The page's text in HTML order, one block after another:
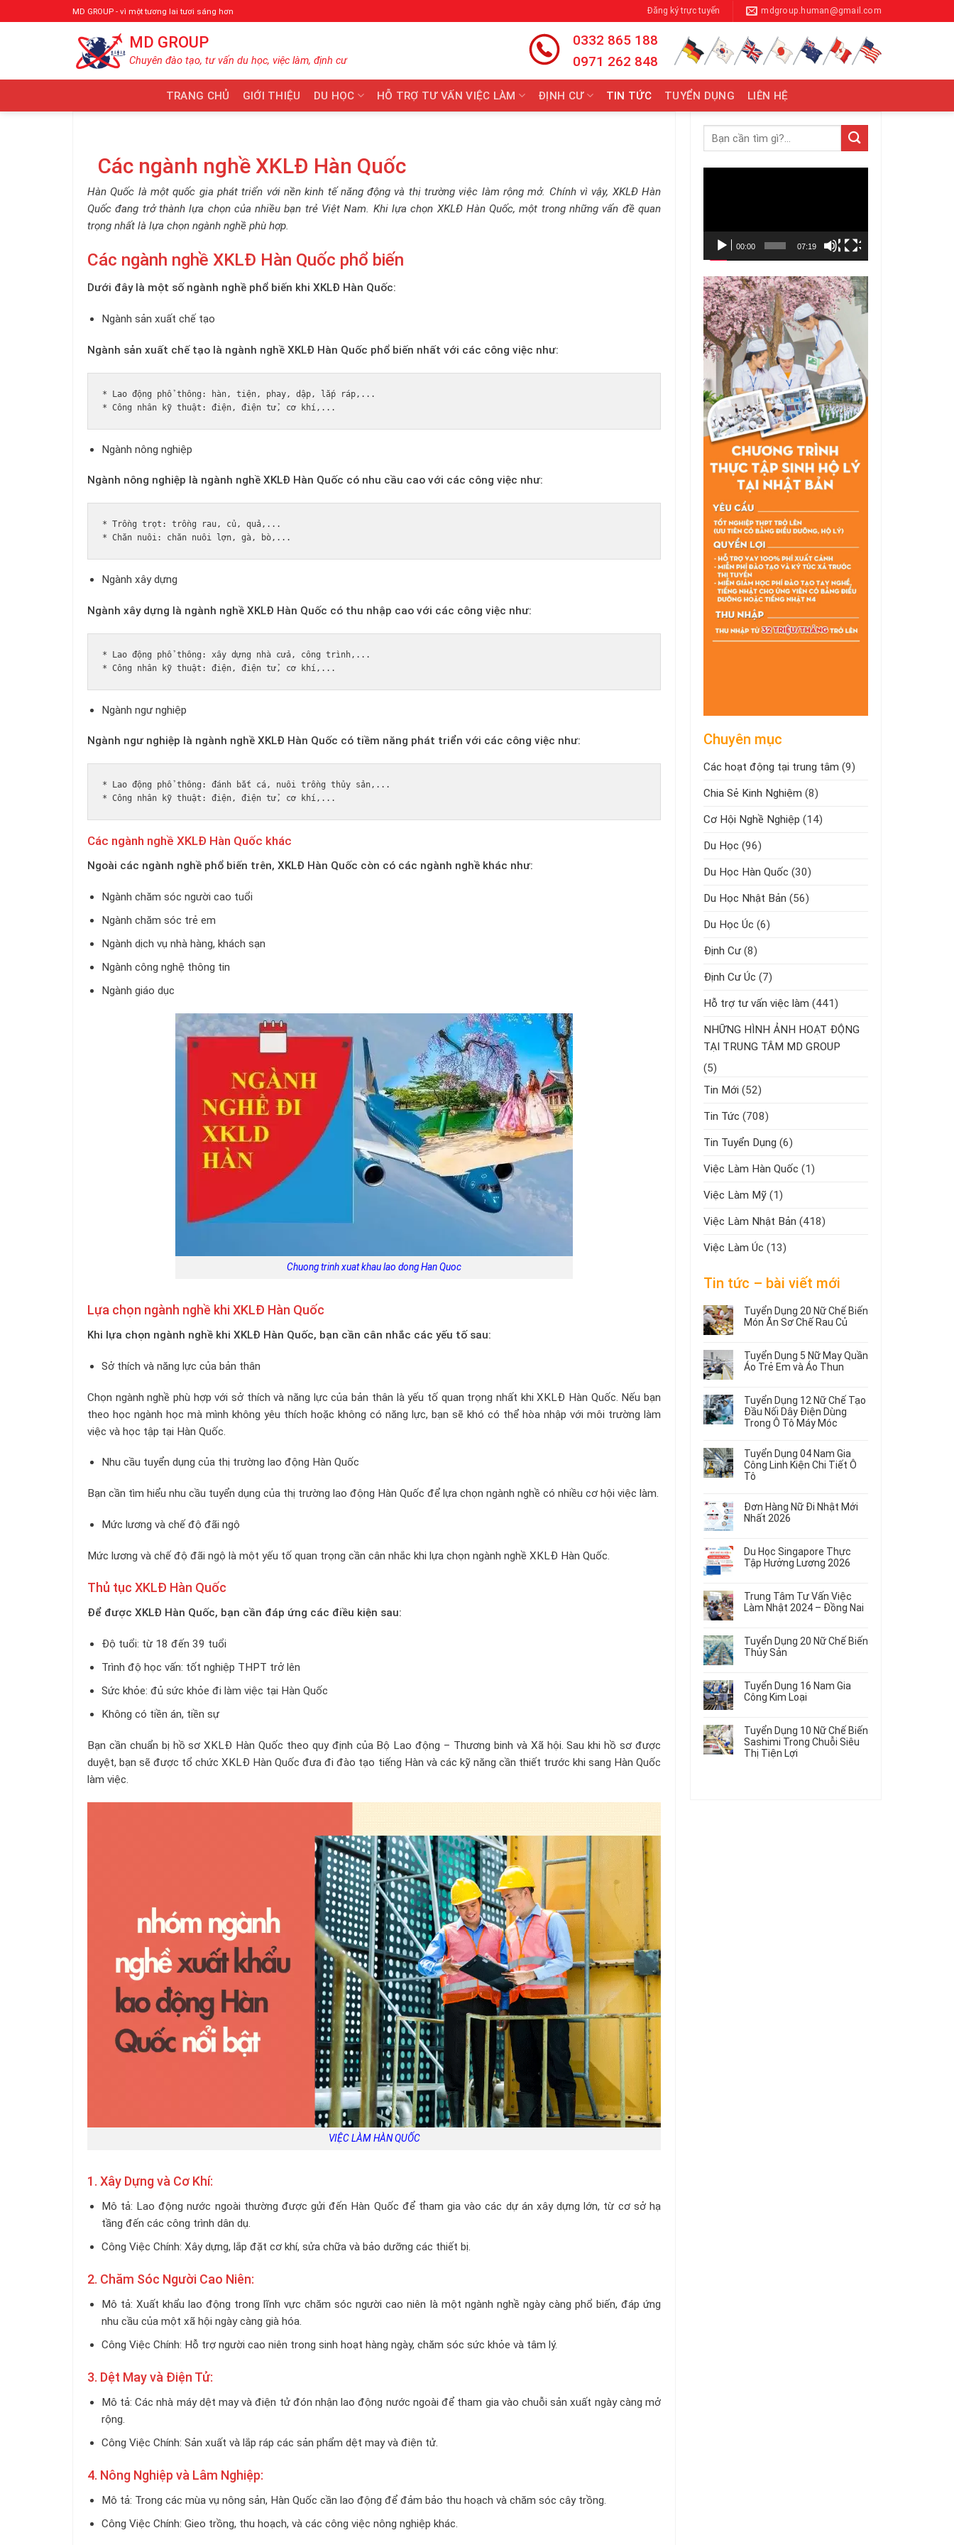
qua
MD GROUP - vì một tương lai tươi sáng hơn Đăng ký trực tuyến mdgroup.human@gmail.com
MD GROUP
Chuyên đào tạo, tư vấn du học, việc làm, định cư
0332 865 188
0971 262 848
TRANG CHỦ GIỚI THIỆU DU HỌC HỖ TRỢ TƯ VẤN VIỆC LÀM ĐỊNH CƯ TIN TỨC TUYỂN DỤNG LIÊN HỆ
Các ngành nghề XKLĐ Hàn Quốc
Hàn Quốc là một quốc gia phát triển với nền kinh tế năng động và thị trường việc làm rộng mở. Chính vì vậy, XKLĐ Hàn
Quốc đang trở thành lựa chọn của nhiều bạn trẻ Việt Nam. Khi lựa chọn XKLĐ Hàn Quốc, một trong những vấn đề quan
trọng nhất là lựa chọn ngành nghề phù hợp.
Các ngành nghề XKLĐ Hàn Quốc phổ biến
Dưới đây là một số ngành nghề phổ biến khi XKLĐ Hàn Quốc:
Ngành sản xuất chế tạo
Ngành sản xuất chế tạo là ngành nghề XKLĐ Hàn Quốc phổ biến nhất với các công việc như:
* Lao động phổ thông: hàn, tiện, phay, dập, lắp ráp,...
Ngành nông nghiệp
Ngành nông nghiệp là ngành nghề XKLĐ Hàn Quốc có nhu cầu cao với các công việc như:
* Trồng trọt: trồng rau, củ, quả,...
Ngành xây dựng
Ngành xây dựng là ngành nghề XKLĐ Hàn Quốc có thu nhập cao với các công việc như:
* Lao động phổ thông: xây dựng nhà cửa, công trình,...
Ngành ngư nghiệp
Ngành ngư nghiệp là ngành nghề XKLĐ Hàn Quốc có tiềm năng phát triển với các công việc như:
* Lao động phổ thông: đánh bắt cá, nuôi trồng thủy sản,...
Các ngành nghề XKLĐ Hàn Quốc khác
Ngoài các ngành nghề phổ biến trên, XKLĐ Hàn Quốc còn có các ngành nghề khác như:
Ngành chăm sóc người cao tuổi
Ngành chăm sóc trẻ em
Ngành dịch vụ nhà hàng, khách sạn
Ngành công nghệ thông tin
Ngành giáo dục
Chuong trinh xuat khau lao dong Han Quoc
Lựa chọn ngành nghề khi XKLĐ Hàn Quốc
Khi lựa chọn ngành nghề khi XKLĐ Hàn Quốc, bạn cần cân nhắc các yếu tố sau:
Sở thích và năng lực của bản thân
Chọn ngành nghề phù hợp với sở thích và năng lực của bản thân là yếu tố quan trọng nhất khi XKLĐ Hàn Quốc. Nếu bạn
theo học ngành học mà mình không yêu thích hoặc không có năng lực, bạn sẽ khó có thể hòa nhập với môi trường làm
việc và học tập tại Hàn Quốc.
Nhu cầu tuyển dụng của thị trường lao động Hàn Quốc
Bạn cần tìm hiểu nhu cầu tuyển dụng của thị trường lao động Hàn Quốc để lựa chọn ngành nghề có nhiều cơ hội việc làm.
Mức lương và chế độ đãi ngộ
Mức lương và chế độ đãi ngộ là một yếu tố quan trọng cần cân nhắc khi lựa chọn ngành nghề XKLĐ Hàn Quốc.
Thủ tục XKLĐ Hàn Quốc
Để được XKLĐ Hàn Quốc, bạn cần đáp ứng các điều kiện sau:
Độ tuổi: từ 18 đến 39 tuổi
Trình độ học vấn: tốt nghiệp THPT trở lên
Sức khỏe: đủ sức khỏe đi làm việc tại Hàn Quốc
Không có tiền án, tiền sự
Bạn cần chuẩn bị hồ sơ XKLĐ Hàn Quốc theo quy định của Bộ Lao động – Thương binh và Xã hội. Sau khi hồ sơ được
duyệt, bạn sẽ được tổ chức XKLĐ Hàn Quốc đưa đi đào tạo tiếng Hàn và các kỹ năng cần thiết trước khi sang Hàn Quốc
làm việc.
VIỆC LÀM HÀN QUỐC
1. Xây Dựng và Cơ Khí:
Mô tả: Lao động nước ngoài thường được gửi đến Hàn Quốc để tham gia vào các dự án xây dựng lớn, từ cơ sở hạ
tầng đến các công trình dân dụ.
Công Việc Chính: Xây dựng, lắp đặt cơ khí, sửa chữa và bảo dưỡng các thiết bị.
2. Chăm Sóc Người Cao Niên:
Mô tả: Xuất khẩu lao động trong lĩnh vực chăm sóc người cao niên là một ngành nghề ngày càng phổ biến, đáp ứng
nhu cầu của một xã hội ngày càng già hóa.
Công Việc Chính: Hỗ trợ người cao niên trong sinh hoạt hàng ngày, chăm sóc sức khỏe và tâm lý.
3. Dệt May và Điện Tử:
Mô tả: Các nhà máy dệt may và điện tử đón nhận lao động nước ngoài để tham gia vào chuỗi sản xuất ngày càng mở
rộng.
Công Việc Chính: Sản xuất và lắp ráp các sản phẩm dệt may và điện tử.
4. Nông Nghiệp và Lâm Nghiệp:
Mô tả: Trong các mùa vụ nông sản, Hàn Quốc cần lao động để đảm bảo thu hoạch và chăm sóc cây trồng.
Công Việc Chính: Gieo trồng, thu hoạch, và các công việc nông nghiệp khác.
00:00 07:19
Chuyên mục
Các hoạt động tại trung tâm (9)
Chia Sẻ Kinh Nghiệm (8)
Cơ Hội Nghề Nghiệp (14)
Du Học (96)
Du Học Hàn Quốc (30)
Du Học Nhật Bản (56)
Du Học Úc (6)
Định Cư (8)
Định Cư Úc (7)
Hỗ trợ tư vấn việc làm (441)
NHỮNG HÌNH ẢNH HOẠT ĐỘNG
TẠI TRUNG TÂM MD GROUP
(5)
Tin Mới (52)
Tin Tức (708)
Tin Tuyển Dụng (6)
Việc Làm Hàn Quốc (1)
Việc Làm Mỹ (1)
Việc Làm Nhật Bản (418)
Việc Làm Úc (13)
Tin tức – bài viết mới
Tuyển Dụng 20 Nữ Chế Biến
Món Ăn Sơ Chế Rau Củ
có
bình
luận
Tuyển
Dụng
20
Nữ
Biến
Món
Ăn
Rau
Củ
Tuyển Dụng 5 Nữ May Quần
Áo Trẻ Em và Áo Thun
có
bình
luận
ở
Dụng
5
Nữ
May
Áo
Trẻ
Áo
Thun
Tuyển Dụng 12 Nữ Chế Tạo
Đầu Nối Dây Điện Dùng
Trong Ô Tô Máy Móc
có
bình
luận
ở
Dụng
12
Tạo
Đầu
Điện
Dùng
Tô
Máy
Tuyển Dụng 04 Nam Gia
Công Linh Kiện Chi Tiết Ô
Tô
có
bình
luận
Tuyển
Dụng
04
Gia
Công
Chi
Tiết
Đơn Hàng Nữ Đi Nhật Mới
Nhất 2026
có
bình
luận
Đơn
Hàng
Nữ
Nhật
Mới
Nhất
Du Học Singapore Thực
Tập Hưởng Lương 2026
có
bình
luận
Du
Học
Singapore
Tập
Hưởng
Lương
Trung Tâm Tư Vấn Việc
Làm Nhật 2024 – Đồng Nai
có
bình
luận
Trung
Tâm
Tư
Việc
Làm
Nhật
2024
Tuyển Dụng 20 Nữ Chế Biến
Thủy Sản
có
bình
luận
Tuyển
Dụng
20
Nữ
Tuyển Dụng 16 Nam Gia
Công Kim Loại
có
bình
luận
ở
Tuyển Dụng 10 Nữ Chế Biến
Sashimi Trong Chuỗi Siêu
Thị Tiện Lợi